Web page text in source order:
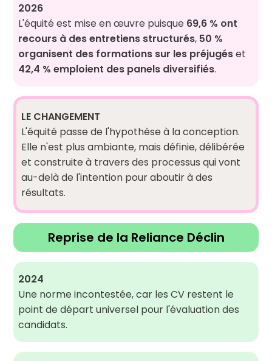
2026
L'équité est mise en œuvre puisque 69,6 % ont
recours à des entretiens structurés, 50 %
organisent des formations sur les préjugéset
42,4 % emploient des panels diversifiés.
LE CHANGEMENT
L'équité passe de l'hypothèse à la conception.
Elle n'est plus ambiante, mais définie, délibérée
et construite à travers des processus qui vont
au-delà de l'intention pour aboutir à des
résultats.
Reprise de la Reliance Déclin
2024
Une norme incontestée, car les CV restent le
point de départ universel pour l'évaluation des
candidats.